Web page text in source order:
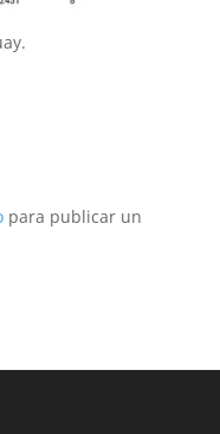
para publicar un